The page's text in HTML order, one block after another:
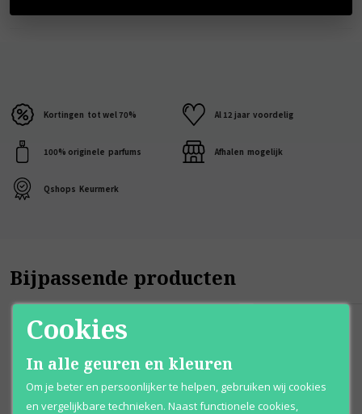
Kortingen tot wel 70% Al 12 jaar voordelig
100% originele parfums Afhalen mogelijk
Qshops Keurmerk
Bijpassende producten
Cookies
In alle geuren en kleuren
Om je beter en persoonlijker te helpen, gebruiken wij cookies
en vergelijkbare technieken. Naast functionele cookies,